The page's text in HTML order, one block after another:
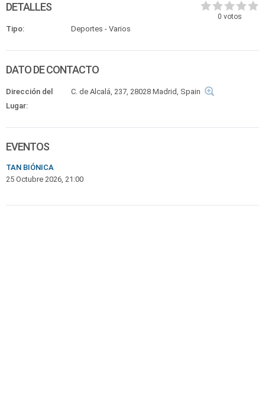
0 votos
DETALLES
Tipo: Deportes - Varios
DATO DE CONTACTO
Dirección del
Lugar:
C. de Alcalá, 237, 28028 Madrid, Spain
EVENTOS
TAN BIÓNICA
25 Octubre 2026, 21:00